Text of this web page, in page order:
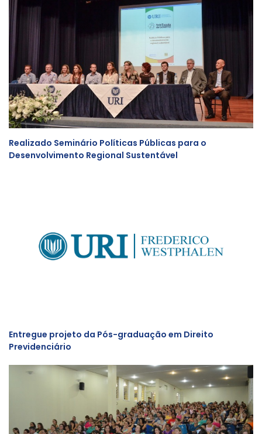
Realizado Seminário Políticas Públicas para o
Desenvolvimento Regional Sustentável
Entregue projeto da Pós-graduação em Direito
Previdenciário